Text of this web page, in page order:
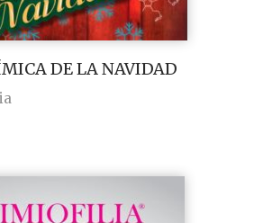
DE LA NAVIDAD